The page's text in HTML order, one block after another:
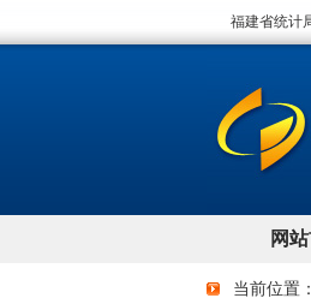
当前位置：